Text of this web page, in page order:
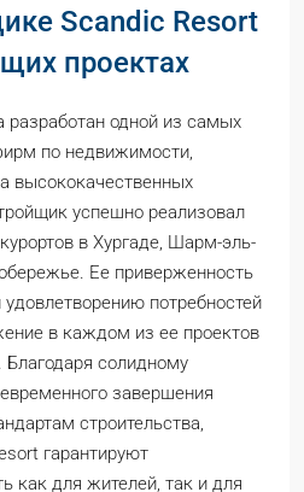
Scandic Resort
проектах
разработан одной из самых
по недвижимости,
высококачественных
успешно реализовал
в Хургаде, Шарм-эль-
Ее приверженность
потребностей
в каждом из ее проектов
солидному
завершения
строительства,
гарантируют
как для жителей, так и для